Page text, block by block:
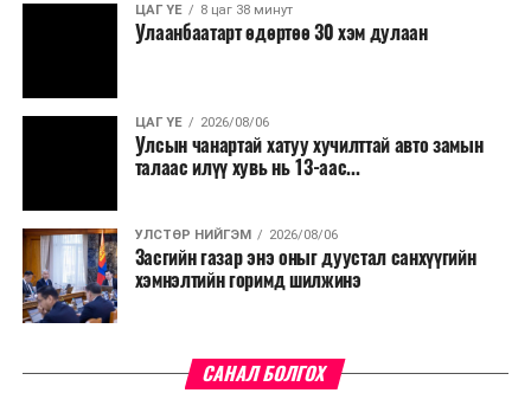
ЦАГ ҮЕ 8 цаг 38 минут
Улаанбаатарт өдөртөө 30 хэм дулаан
ЦАГ ҮЕ 2026/08/06
Улсын чанартай хатуу хучилттай авто замын
талаас илүү хувь нь 13-аас...
УЛСТӨР НИЙГЭМ 2026/08/06
Засгийн газар энэ оныг дуустал санхүүгийн
хэмнэлтийн горимд шилжинэ
САНАЛ БОЛГОХ